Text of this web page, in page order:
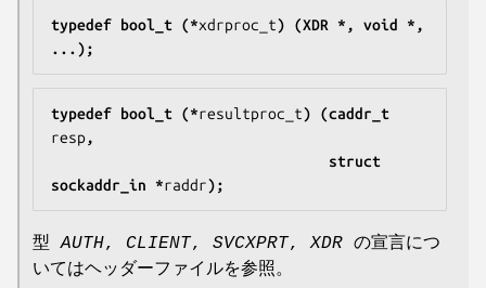
typedef bool_t (*xdrproc_t) (XDR *, void *,
...);
typedef bool_t (*resultproc_t
resp,
sockaddr_in *raddr);
型AUTH, CLIENT, SVCXPRT,XDR の宣言につ
いてはヘッダーファイルを参照。